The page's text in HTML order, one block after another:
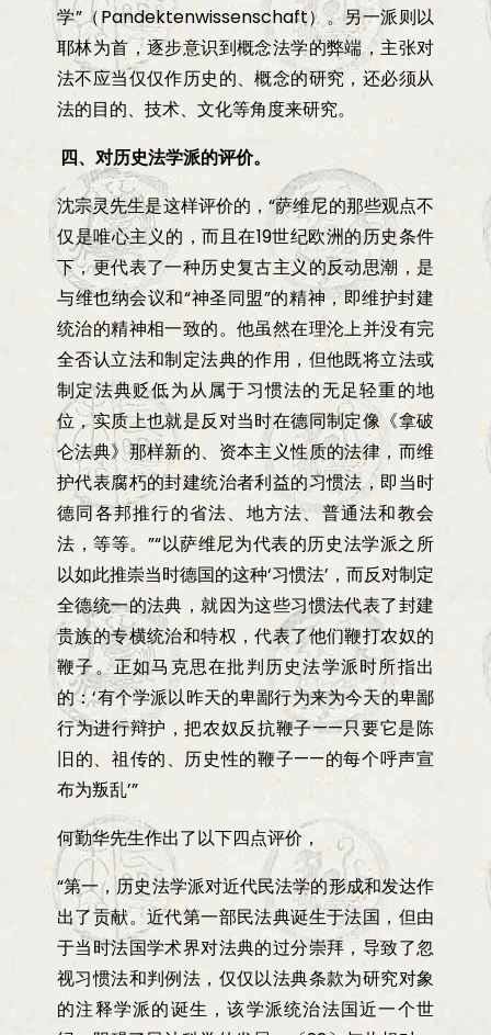
学”（Pandektenwissenschaft）。另一派则以
耶林为首，逐步意识到概念法学的弊端，主张对
法不应当仅仅作历史的、概念的研究，还必须从
法的目的、技术、文化等角度来研究。
四、对历史法学派的评价。
沈宗灵先生是这样评价的，“萨维尼的那些观点不
仅是唯心主义的，而且在19世纪欧洲的历史条件
下，更代表了一种历史复古主义的反动思潮，是
与维也纳会议和“神圣同盟”的精神，即维护封建
统治的精神相一致的。他虽然在理沦上并没有完
全否认立法和制定法典的作用，但他既将立法或
制定法典贬低为从属于习惯法的无足轻重的地
位，实质上也就是反对当时在德同制定像《拿破
仑法典》那样新的、资本主义性质的法律，而维
护代表腐朽的封建统治者利益的习惯法，即当时
德同各邦推行的省法、地方法、普通法和教会
法，等等。 ”“以萨维尼为代表的历史法学派之所
以如此推崇当时德国的这种‘习惯法’ ，而反对制定
全德统一的法典，就因为这些习惯法代表了封建
贵族的专横统治和特权，代表了他们鞭打农奴的
鞭子。正如马克思在批判历史法学派时所指出
的：‘有个学派以昨天的卑鄙行为来为今天的卑鄙
行为进行辩护，把农奴反抗鞭子——只要它是陈
旧的、祖传的、历史性的鞭子——的每个呼声宣
布为叛乱’”
何勤华先生作出了以下四点评价，
“第一，历史法学派对近代民法学的形成和发达作
出了贡献。近代第一部民法典诞生于法国，但由
于当时法国学术界对法典的过分崇拜，导致了忽
视习惯法和判例法，仅仅以法典条款为研究对象
的注释学派的诞生，该学派统治法国近一个世